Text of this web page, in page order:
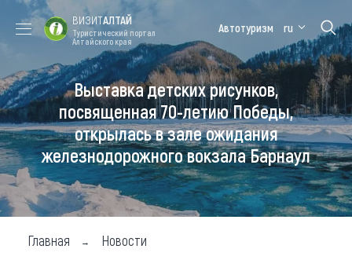
Форум VISIT
ALTAI
Цветение
маральника
Медицинский
форум
Алтайская
зимовка
Туры
Где побывать
Чем заняться
Где остановиться
ВИЗИТАЛТАЙ
Туристический портал
Алтайского края
Автотуризм ru
Выставка детских рисунков,
посвященная 70-летию Победы,
открылась в зале ожидания
железнодорожного вокзала Барнаул
Главная Новости